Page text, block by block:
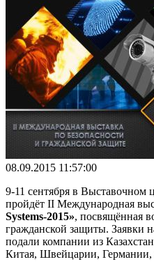
08.09.2015 11:57:00
9-11 сентября в Выставочном
пройдёт II Международная
Systems-2015», посвящённая
гражданской защиты. Заявки
подали компании из
Китая, Швейцарии,